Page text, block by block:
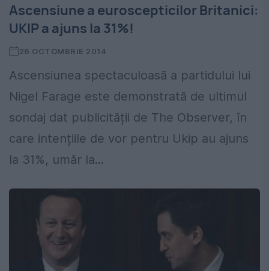
Ascensiune a euroscepticilor Britanici:
UKIP a ajuns la 31%!
26 OCTOMBRIE 2014
Ascensiunea spectaculoasă a partidului lui
Nigel Farage este demonstrată de ultimul
sondaj dat publicității de The Observer, în
care intențiile de vor pentru Ukip au ajuns
la 31%, umăr la...